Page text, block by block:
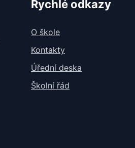
Rychlé odkazy
O škole
Kontakty
Úřední deska
Školní řád